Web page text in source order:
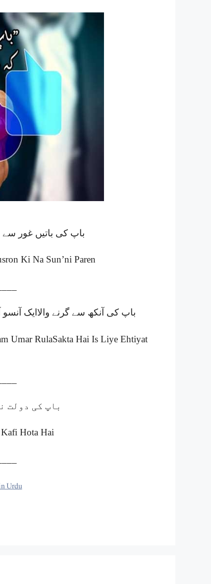
باپ کی باتیں غور
Ki Na Sun’ni Paren
باپ کی آنکھ سے گرنے والاایک
Umar RulaSakta Hai Is Liye Ehtiyat
باپ کی دولت
Hota Hai
Urdu